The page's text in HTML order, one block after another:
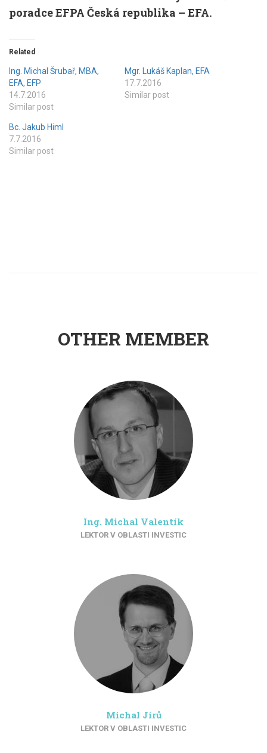
poradce EFPA Česká republika – EFA.
Related
Ing. Michal Šrubař, MBA,
EFA, EFP
14.7.2016
Similar post
Mgr. Lukáš Kaplan, EFA
17.7.2016
Similar post
Bc. Jakub Himl
7.7.2016
Similar post
OTHER MEMBER
Ing. Michal Valentík
LEKTOR V OBLASTI INVESTIC
Michal Jírů
LEKTOR V OBLASTI INVESTIC